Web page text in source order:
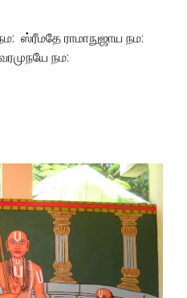
ஸ்ரீமதே ராமாநுஜாய நம:
நம: